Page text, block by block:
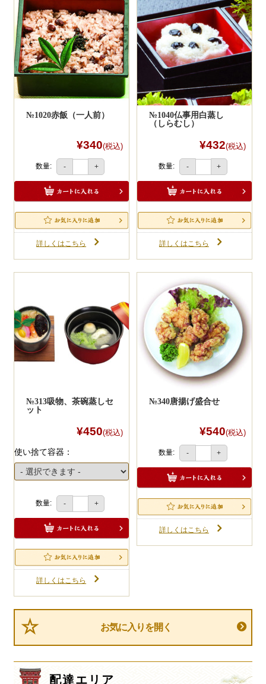
№1020赤飯（一人前）
¥340(税込)
数量: - +
詳しくはこちら
№1040仏事用白蒸し
（しらむし）
¥432(税込)
数量: - +
詳しくはこちら
№313吸物、茶碗蒸しセ
ット
¥450(税込)
使い捨て容器：
数量: - +
詳しくはこちら
№340唐揚げ盛合せ
¥540(税込)
数量: - +
詳しくはこちら
お気に入りを開く
配達エリア